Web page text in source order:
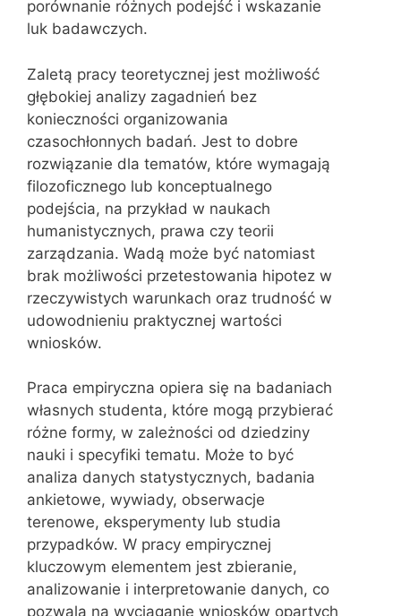
porównanie różnych podejść i wskazanie
luk badawczych.
Zaletą pracy teoretycznej jest możliwość
głębokiej analizy zagadnień bez
konieczności organizowania
czasochłonnych badań. Jest to dobre
rozwiązanie dla tematów, które wymagają
filozoficznego lub konceptualnego
podejścia, na przykład w naukach
humanistycznych, prawa czy teorii
zarządzania. Wadą może być natomiast
brak możliwości przetestowania hipotez w
rzeczywistych warunkach oraz trudność w
udowodnieniu praktycznej wartości
wniosków.
Praca empiryczna opiera się na badaniach
własnych studenta, które mogą przybierać
różne formy, w zależności od dziedziny
nauki i specyfiki tematu. Może to być
analiza danych statystycznych, badania
ankietowe, wywiady, obserwacje
terenowe, eksperymenty lub studia
przypadków. W pracy empirycznej
kluczowym elementem jest zbieranie,
analizowanie i interpretowanie danych, co
pozwala na wyciąganie wniosków opartych